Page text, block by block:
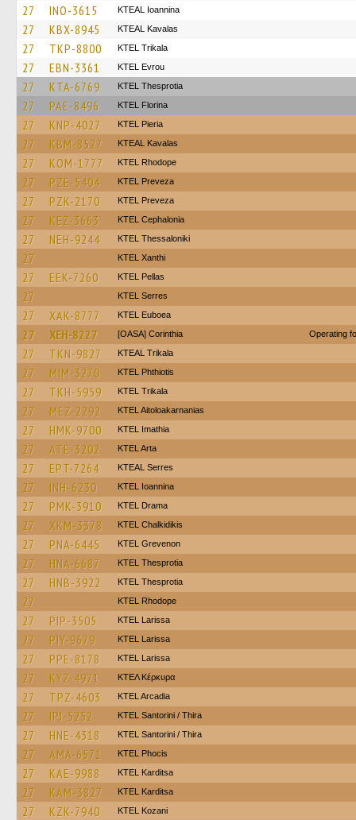
27 INO-3615 KTEAL Ioannina
27 KBX-8945 KTEAL Kavalas
27 TKP-8800 ΚΤΕL Τrikala
27 EBN-3361 KTEL Evrou
27 KTA-6769 KTEL Thesprotia
27 PAE-8496 KTEL Florina
27 KNP-4027 KTEL Pieria
27 KBM-8527 KTEAL Kavalas
27 KOM-1777 KTEL Rhodope
27 PZE-5404 KTEL Preveza
27 PZK-2170 KTEL Preveza
27 KEZ-3663 KTEL Cephalonia
27 NEH-9244 KTEL Thessaloniki
27 KTEL Xanthi
27 EEK-7260 KTEL Pellas
27 KTEL Serres
27 XAK-8777 ΚΤΕL Euboea
27 XEH-8227 [OASA] Corinthia Operating
27 TKN-9827 KTEAL Trikala
27 MIM-3270 ΚΤΕL Phthiotis
27 TKH-5959 ΚΤΕL Τrikala
27 MEZ-2292 KTEL Aitoloakarnanias
27 HMK-9700 KTEL Imathia
27 ATE-3202 KTEL Arta
27 EPT-7264 KTEAL Serres
27 INH-6230 KTEL Ioannina
27 PMK-3910 KTEL Drama
27 XKM-3378 ΚΤΕL Chalkidikis
27 PNA-6445 ΚΤΕL Grevenon
27 HNA-6687 KTEL Thesprotia
27 HNB-3922 KTEL Thesprotia
27 KTEL Rhodope
27 PIP-3505 KTEL Larissa
27 PIY-9679 KTEL Larissa
27 PPE-8178 KTEL Larissa
27 KYZ-4971 ΚΤΕΛ Κέρκυρα
27 TPZ-4603 KTEL Arcadia
27 IPI-5252 KTEL Santorini / Thira
27 HNE-4318 KTEL Santorini / Thira
27 AMA-6571 ΚΤΕL Phocis
27 KAE-9988 ΚΤΕL Karditsa
27 KAM-3827 ΚΤΕL Karditsa
27 KZK-7940 ΚΤΕL Kozani